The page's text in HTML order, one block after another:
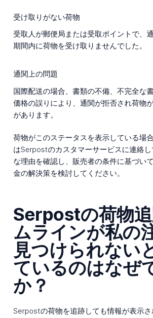
受け取りがない荷物
受取人が郵便局または受取ポイントで、
期間内に荷物を受け取りませんでした。
通関上の問題
国際配送の場合、書類の不備、不完全な
価格の誤りにより、通関が拒否され荷物
があります。
荷物がこのステータスを表示している場
はSerpostのカスタマーサービスに連絡
な理由を確認し、販売者の条件に基づい
金の解決策を検討してください。
Serpostの荷物
ムラインが私の
見つけられない
ているのはなぜ
か？
Serpostの荷物を追跡しても情報が表示